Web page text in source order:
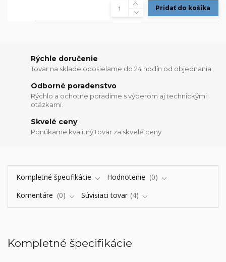
Pridať do košíka
Rýchle doručenie
Tovar na sklade odosielame do 24 hodín od objednania.
Odborné poradenstvo
Rýchlo a ochotne poradíme s výberom aj technickými
otázkami.
Skvelé ceny
Ponúkame kvalitný tovar za skvelé ceny
Kompletné špecifikácie Hodnotenie
0
Komentáre
0 Súvisiaci tovar 4
Kompletné špecifikácie